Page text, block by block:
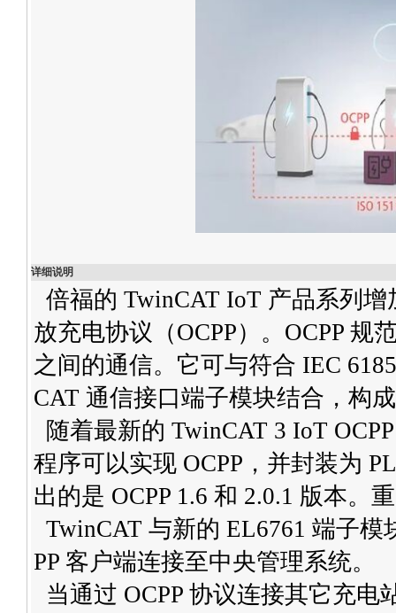
详细说明
倍福的 TwinCAT IoT 产品系列增
放充电协议（OCPP）。OCPP
之间的通信。它可与符合 IEC
CAT 通信接口端子模块结合，构
随着最新的 TwinCAT 3 IoT
程序可以实现 OCPP，并封装为
出的是 OCPP 1.6 和 2.0.1 版本。
TwinCAT 与新的 EL6761 端子
PP 客户端连接至中央管理系统。
当通过 OCPP 协议连接其它充